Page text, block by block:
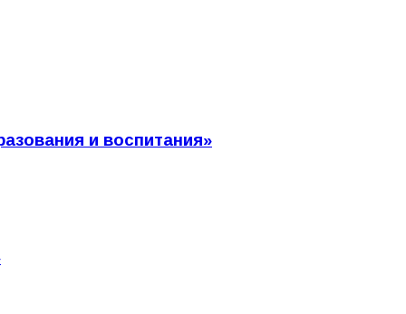
и воспитания»